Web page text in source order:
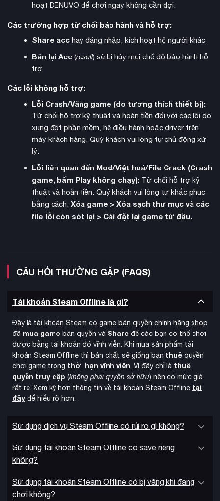
Sở hữu gói sản phẩm này, bạn sẽ được tận hưởng nền đồ
họa đỉnh cao hỗ trợ độ phân giải 4K, tốc độ khung hình lên tới
120 FPS và khả năng tương thích màn hình siêu rộng (Ultra-
wide). Đây là cơ hội duy nhất để trải nghiệm trọn vẹn biên
vùng đất mới chưa từng được khám phá.
Danh sách nội dung trong gói Nioh Collection:
Nioh: Complete Edition:Game gốc + 3 DLC (Dragon of
the North, Defiant Honor, Bloodshed’s End) + Steam
Exclusive Bonus (Dharmachakra Kabuto).
Nioh 2: Complete Edition:
các vật phẩm thưởng (Twin-Snake Helmet).
Tại sao nên chọn Tài khoản Steam Offline tại
KAMIKEY?
hoạt DENUVO để chơi ngay không cần đợi.
Các trường hợp từ chối bảo hành và hỗ trợ:
Share acchay đăng nhập, kích hoạt hộ người khác
Bán lại Acc(resell) sẽ bị hủy mọi chế độ bảo hành hỗ
trợ
Các lỗi không hỗ trợ:
Lỗi Crash/Văng game (do tương thích thiết bị):
Từ chối hỗ trợ kỹ thuật và hoàn tiền đối với các lỗi do
xung đột phần mềm, hệ điều hành hoặc driver trên
máy khách hàng. Quý khách vui lòng tự chủ động xử
lý.
Lỗi liên quan đến Mod/Việt hoá/File Crack (Crash
game, bấm Play không chạy):Từ chối hỗ trợ kỹ
thuật và hoàn tiền. Quý khách vui lòng tự khắc phục
bằng cách: Xóa game > Xóa sạch thư mục và các
file lỗi còn sót lại > Cài đặt lại game từ đầu.
CÂU HỎI THƯỜNG GẶP (FAQS)
Tài khoản Steam Offline là gì?
Đây là tài khoản Steam có game bản quyền chính hãng shop
đã mua game bản quyền và Share để các bạn có thể chơi
được bằng tài khoản đó vĩnh viễn. Khi mua sản phẩm tài
khoản Steam Offline thì bản chất sẽ giống bạn thuê quyền
chơi game trong thời hạn vĩnh viễn. Vì đây chỉ là thuê
quyền truy cập (không phải quyền sở hữu) nên có mức giá
rất rẻ. Xem kỹ hơn thông tin về tài khoản Steam Offline tại
đây để hiểu rõ hơn.
Sử dụng dịch vụ Steam Offline có rủi ro gì không?
Sử dụng tài khoản Steam Offline có save riêng
không?
Sử dụng tài khoản Steam Offline có bị văng khi đang
chơi không?